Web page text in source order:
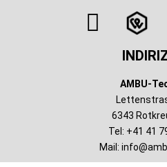
AMBU-
6343
Tel: +41 41
Mail: